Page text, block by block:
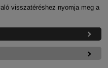
visszatéréshez nyomja meg a